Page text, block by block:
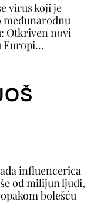
virus koji je
međunarodnu
Otkriven novi
Europi...
influencerica
od milijun ljudi,
bolešću